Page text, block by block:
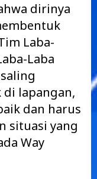
dirinya
Laba-
Laba
lapangan,
dan harus
situasi yang
Way